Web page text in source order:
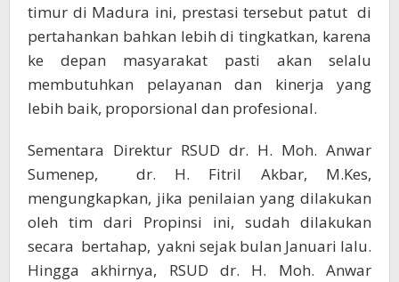
timur di Madura ini, prestasi tersebut patut di
pertahankan bahkan lebih di tingkatkan, karena
ke depan masyarakat pasti akan selalu
membutuhkan pelayanan dan kinerja yang
lebih baik, proporsional dan profesional.
Sementara Direktur RSUD dr. H. Moh. Anwar
Sumenep, dr. H. Fitril Akbar, M.Kes,
mengungkapkan, jika penilaian yang dilakukan
oleh tim dari Propinsi ini, sudah dilakukan
secara bertahap, yakni sejak bulan Januari lalu.
Hingga akhirnya, RSUD dr. H. Moh. Anwar